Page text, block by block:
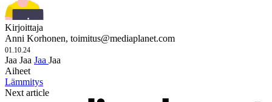
Kirjoittaja
Anni Korhonen, toimitus@mediaplanet.com
01.10.24
Jaa Jaa Jaa Jaa
Aiheet
Lämmitys
Next article